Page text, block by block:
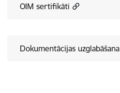
OIM sertifikāti
Dokumentācijas uzglabāšana